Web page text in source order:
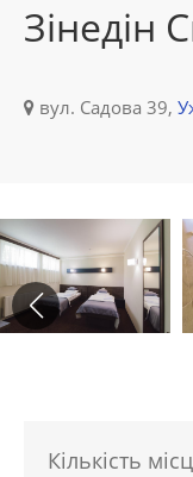
Зінедін
вул. Садова 39,
Кількість